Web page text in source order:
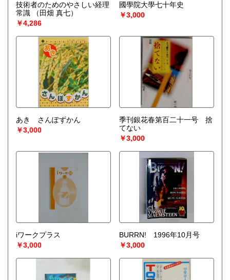
技術者のためのやさしい経理
常識
（田畑 真七）
￥4,286
國學院大學七十年史
￥3,000
あき さんぽずかん
￥3,000
季刊銀花春第百二十一号 捨
てない
￥3,000
iワークプラス
￥3,000
BURRN! 1996年10月号
￥3,000